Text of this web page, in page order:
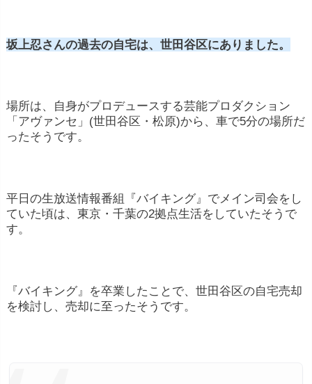
坂上忍さんの過去の自宅は、世田谷区にありました。
場所は、自身がプロデュースする芸能プロダクション
「アヴァンセ」(世田谷区・松原)から、車で5分の場所だ
ったそうです。
平日の生放送情報番組『バイキング』でメイン司会をし
ていた頃は、東京・千葉の2拠点生活をしていたそうで
す。
『バイキング』を卒業したことで、世田谷区の自宅売却
を検討し、売却に至ったそうです。